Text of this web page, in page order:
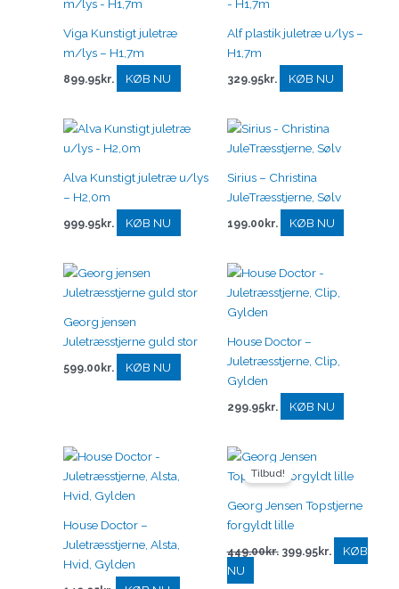
Viga Kunstigt juletræ
m/lys – H1,7m
899.95kr. KØB NU
Alf plastik juletræ u/lys –
H1,7m
329.95kr. KØB NU
Alva Kunstigt juletræ u/lys
– H2,0m
999.95kr. KØB NU
Sirius – Christina
JuleTræsstjerne, Sølv
199.00 kr. KØB NU
Georg jensen
Juletræsstjerne guld stor
599.00 kr. KØB NU
House Doctor –
Juletræsstjerne, Clip,
Gylden
299.95kr. KØB NU
House Doctor –
Juletræsstjerne, Alsta,
Hvid, Gylden
Tilbud!
Georg Jensen Topstjerne
forgyldt lille
449.00kr.
Den
oprindelige
pris
449.00kr..
399.95kr.
pris
399.95kr..
KØB
NU